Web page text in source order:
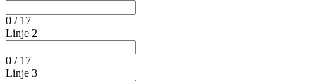
0 / 17
Linje 2
0 / 17
Linje 3